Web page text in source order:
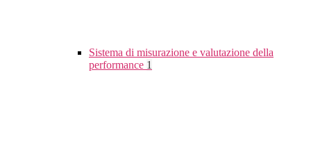
Sistema di misurazione e valutazione della
performance 1